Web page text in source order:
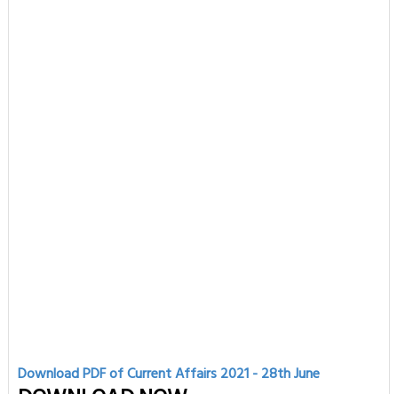
Download PDF of Current Affairs 2021 - 28thJune